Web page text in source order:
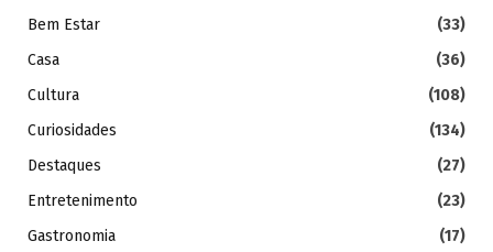
Bem Estar
(33)
Casa
(36)
Cultura
(108)
Curiosidades
(134)
Destaques
(27)
Entretenimento
(23)
Gastronomia
(17)